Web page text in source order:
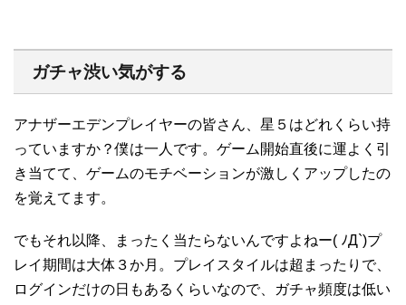
ガチャ渋い気がする
アナザーエデンプレイヤーの皆さん、星５はどれくらい持
っていますか？僕は一人です。ゲーム開始直後に運よく引
き当てて、ゲームのモチベーションが激しくアップしたの
を覚えてます。
でもそれ以降、まったく当たらないんですよねー( ﾉД`)プ
レイ期間は大体３か月。プレイスタイルは超まったりで、
ログインだけの日もあるくらいなので、ガチャ頻度は低い